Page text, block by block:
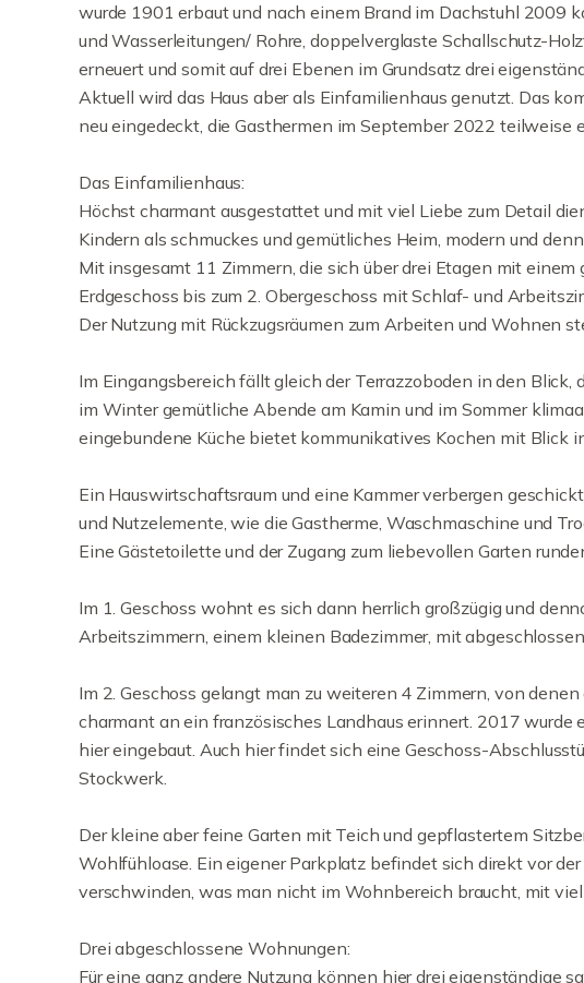
wurde 1901 erbaut und nach einem Brand im Dachstuhl 2009
und Wasserleitungen/ Rohre, doppelverglaste Schallschutz-
erneuert und somit auf drei Ebenen im Grundsatz drei
Aktuell wird das Haus aber als Einfamilienhaus genutzt. Das
neu eingedeckt, die Gasthermen im September 2022 teilweise
Das Einfamilienhaus:
Höchst charmant ausgestattet und mit viel Liebe zum Detail
Kindern als schmuckes und gemütliches Heim, modern und
Mit insgesamt 11 Zimmern, die sich über drei Etagen mit
Erdgeschoss bis zum 2. Obergeschoss mit Schlaf- und
Der Nutzung mit Rückzugsräumen zum Arbeiten und Wohnen
Im Eingangsbereich fällt gleich der Terrazzoboden in den
im Winter gemütliche Abende am Kamin und im Sommer
eingebundene Küche bietet kommunikatives Kochen mit Blick
Ein Hauswirtschaftsraum und eine Kammer verbergen
und Nutzelemente, wie die Gastherme, Waschmaschine und
Eine Gästetoilette und der Zugang zum liebevollen Garten
Im 1. Geschoss wohnt es sich dann herrlich großzügig und
Arbeitszimmern, einem kleinen Badezimmer, mit
Im 2. Geschoss gelangt man zu weiteren 4 Zimmern, von
charmant an ein französisches Landhaus erinnert. 2017 wurde
hier eingebaut. Auch hier findet sich eine Geschoss-
Stockwerk.
Der kleine aber feine Garten mit Teich und gepflastertem
Wohlfühloase. Ein eigener Parkplatz befindet sich direkt vor der
verschwinden, was man nicht im Wohnbereich braucht, mit viel
Drei abgeschlossene Wohnungen:
Für eine ganz andere Nutzung können hier drei eigenständige